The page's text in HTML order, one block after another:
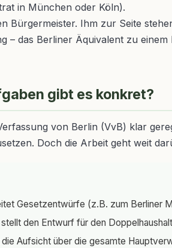
in München oder Köln).
Bürgermeister. Ihm zur Seite
– das Berliner Äquivalent zu
gibt es konkret?
von Berlin (VvB) klar
Doch die Arbeit geht weit
Gesetzentwürfe (z.B. zum Berliner
den Entwurf für den
die Aufsicht über die gesamte